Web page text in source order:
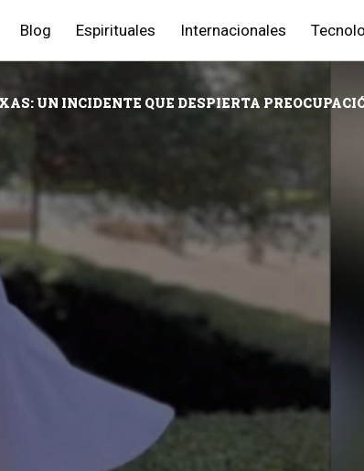
Blog Espirituales Internacionales
UN INCIDENTE QUE DESPIERTA